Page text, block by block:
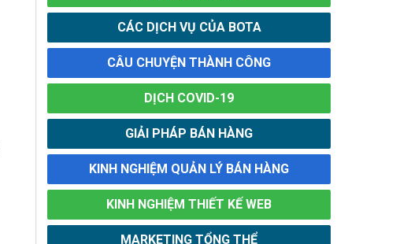
CÁC DỊCH VỤ CỦA BOTA
CÂU CHUYỆN THÀNH CÔNG
DỊCH COVID-19
GIẢI PHÁP BÁN HÀNG
KINH NGHIỆM QUẢN LÝ BÁN HÀNG
KINH NGHIỆM THIẾT KẾ WEB
MARKETING TỔNG THỂ